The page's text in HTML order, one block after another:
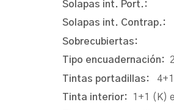
Solapas int. Port.:
Solapas int.
Sobrecubiertas:
Tipo encuadernación:
Tintas portadillas:
Tinta interior:
1+1 (K)